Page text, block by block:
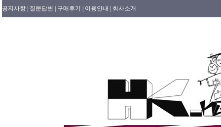
공지사항 | 질문답변 | 구매후기 | 이용안내 | 회사소개